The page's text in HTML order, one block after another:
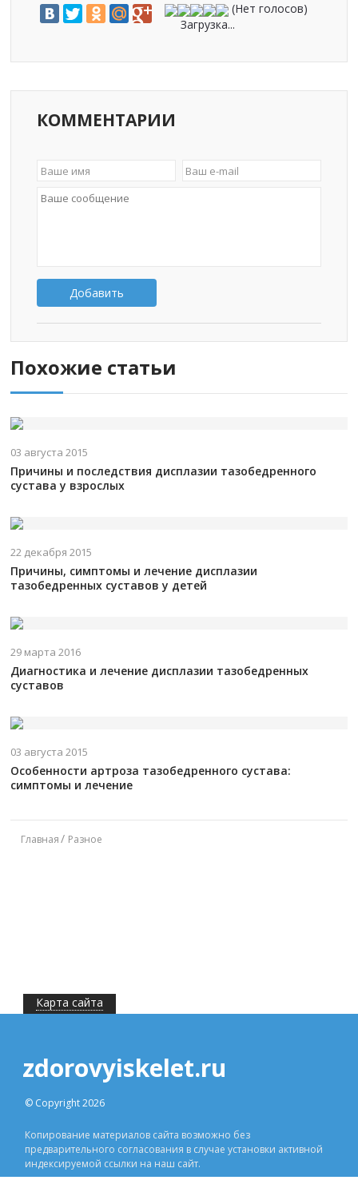
(Нет голосов)
Загрузка...
КОММЕНТАРИИ
Добавить
Похожие статьи
03 августа 2015
Причины и последствия дисплазии тазобедренного
сустава у взрослых
22 декабря 2015
Причины, симптомы и лечение дисплазии
тазобедренных суставов у детей
29 марта 2016
Диагностика и лечение дисплазии тазобедренных
суставов
03 августа 2015
Особенности артроза тазобедренного сустава:
симптомы и лечение
Главная Разное
Карта сайта
zdorovyiskelet.ru
© Copyright 2026
Копирование материалов сайта возможно без
предварительного согласования в случае установки активной
индексируемой ссылки на наш сайт.